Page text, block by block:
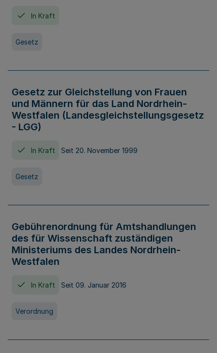
In Kraft
Gesetz
Gesetz zur Gleichstellung von Frauen
und Männern für das Land Nordrhein-
Westfalen (Landesgleichstellungsgesetz
- LGG)
In Kraft Seit 20. November 1999
Gesetz
Gebührenordnung für Amtshandlungen
des für Wissenschaft zuständigen
Ministeriums des Landes Nordrhein-
Westfalen
In Kraft Seit 09. Januar 2016
Verordnung